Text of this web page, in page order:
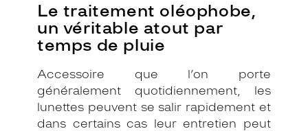
Le traitement oléophobe,
un véritable atout par
temps de pluie
Accessoire que l’on porte
généralement quotidiennement, les
lunettes peuvent se salir rapidement et
dans certains cas leur entretien peut